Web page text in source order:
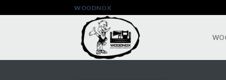
to
WOODNOX